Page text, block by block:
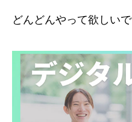
どんどんやって欲しいで